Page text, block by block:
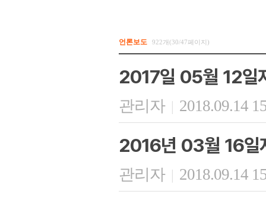
언론보도 922개(30/47페이지)
2017일 05월 12일
관리자 | 2018.09.14
2016년 03월 16일
관리자 | 2018.09.14